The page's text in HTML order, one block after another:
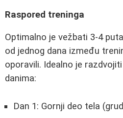
Raspored treninga
Optimalno je vežbati 3-4
od jednog dana između
oporavili. Idealno je
danima:
Dan 1: Gornji deo tela